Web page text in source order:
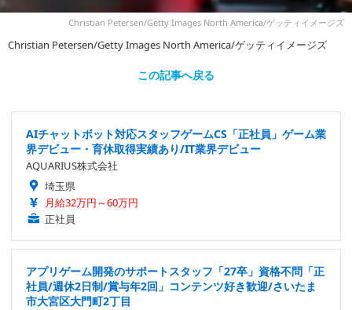
Christian Petersen/Getty Images North America/ゲッティイメージズ
Christian Petersen/Getty Images North America/ゲッティイメージズ
この記事へ戻る
AIチャットボット対応スタッフゲームCS「正社員」ゲーム業
界デビュー・育休取得実績あり/IT業界デビュー
AQUARIUS株式会社
埼玉県
月給32万円～60万円
正社員
アプリゲーム開発のサポートスタッフ「27卒」資格不問「正
社員/週休2日制/賞与年2回」コンテンツ好き歓迎/さいたま
市大宮区大門町2丁目